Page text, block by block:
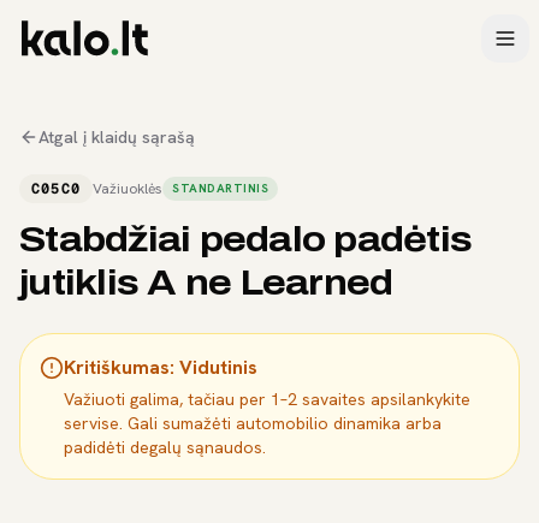
Atgal į klaidų sąrašą
C05C0 Važiuoklės STANDARTINIS
Stabdžiai pedalo padėtis
jutiklis A ne Learned
Kritiškumas: Vidutinis
Važiuoti galima, tačiau per 1–2 savaites apsilankykite
servise. Gali sumažėti automobilio dinamika arba
padidėti degalų sąnaudos.